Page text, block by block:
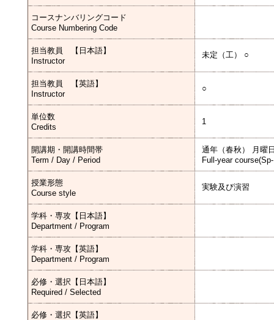
コースナンバリングコード
Course Numbering Code
担当教員 【日本語】
Instructor
未定（工） ○
担当教員 【英語】
Instructor
○
単位数
Credits
1
開講期・開講時間帯
Term / Day / Period
通年（春秋） 月曜
Full-year
授業形態
Course style
実験及び演習
学科・専攻【日本語】
Department / Program
学科・専攻【英語】
Department / Program
必修・選択【日本語】
Required / Selected
必修・選択【英語】